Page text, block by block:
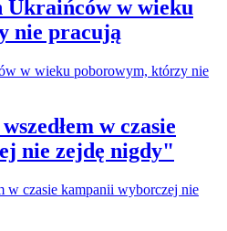
Ukraińców w wieku
nie pracują
w czasie
nie zejdę nigdy"